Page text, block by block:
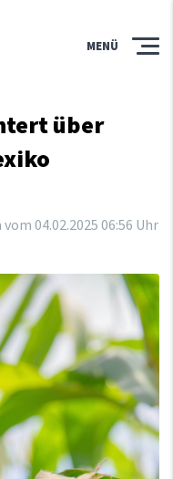
MENÜ
über
vom04.02.202506:56 Uhr